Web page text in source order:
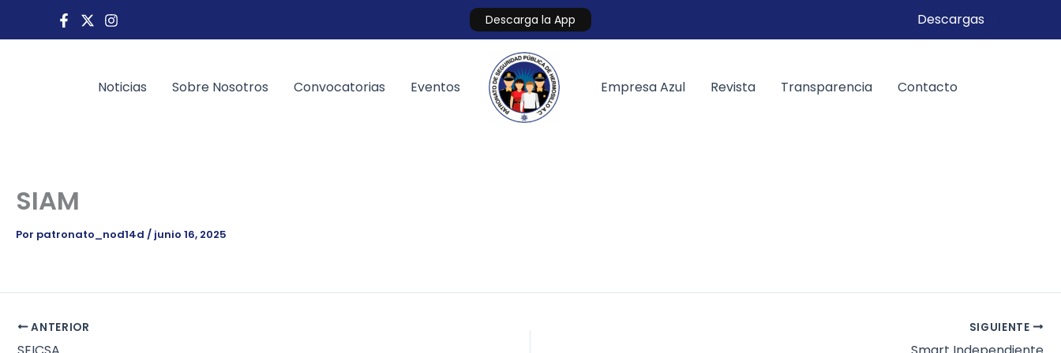
Descarga la App Descargas
Noticias Sobre Nosotros Convocatorias Eventos Empresa Azul Revista Transparencia Contacto
SIAM
Por patronato_nod14d / junio 16, 2025
ANTERIOR SIGUIENTE